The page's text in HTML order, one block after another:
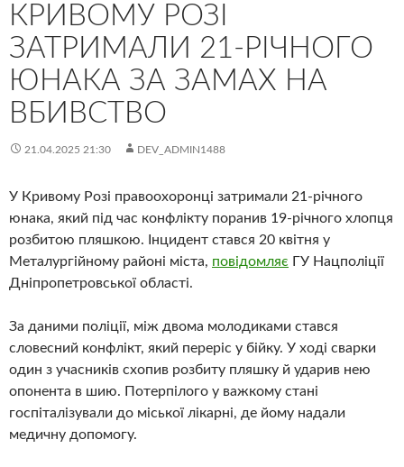
КРИВОМУ РОЗІ
ЗАТРИМАЛИ 21-РІЧНОГО
ЮНАКА ЗА ЗАМАХ НА
ВБИВСТВО
21.04.2025 21:30 DEV_ADMIN1488
У Кривому Розі правоохоронці затримали 21-річного
юнака, який під час конфлікту поранив 19-річного хлопця
розбитою пляшкою. Інцидент стався 20 квітня у
Металургійному районі міста, повідомляє ГУ Нацполіції
Дніпропетровської області.
За даними поліції, між двома молодиками стався
словесний конфлікт, який переріс у бійку. У ході сварки
один з учасників схопив розбиту пляшку й ударив нею
опонента в шию. Потерпілого у важкому стані
госпіталізували до міської лікарні, де йому надали
медичну допомогу.